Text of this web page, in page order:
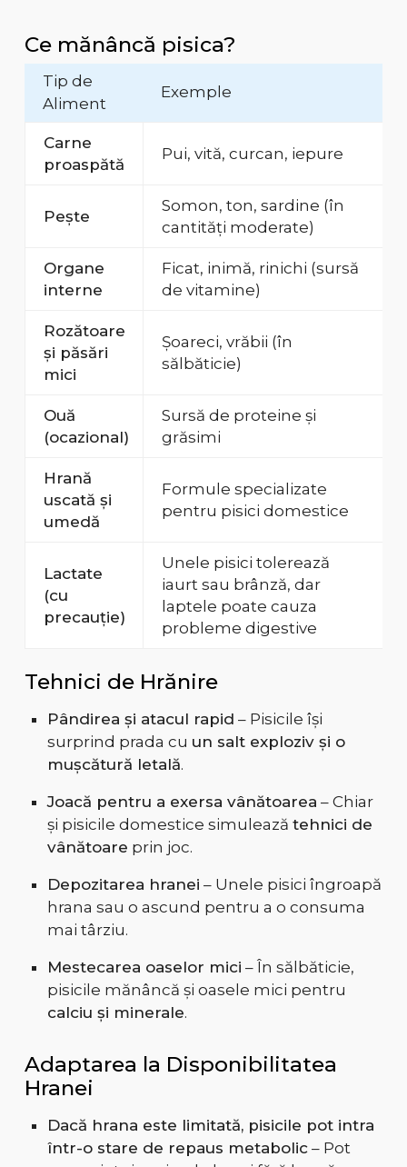
Ce mănâncă pisica?
Tip de
Aliment
Exemple
Carne
proaspătă
Pui, vită, curcan, iepure
Pește
Somon, ton, sardine (în
cantități moderate)
Organe
interne
Ficat, inimă, rinichi (sursă
de vitamine)
Rozătoare
și păsări
mici
Șoareci, vrăbii (în
sălbăticie)
Ouă
(ocazional)
Sursă de proteine și
grăsimi
Hrană
uscată și
umedă
Formule specializate
pentru pisici domestice
Lactate
(cu
precauție)
Unele pisici tolerează
iaurt sau brânză, dar
laptele poate cauza
probleme digestive
Tehnici de Hrănire
Pândirea și atacul rapid – Pisicile își
surprind prada cu un salt exploziv și o
mușcătură letală.
Joacă pentru a exersa vânătoarea – Chiar
și pisicile domestice simulează tehnici de
vânătoare prin joc.
Depozitarea hranei – Unele pisici îngroapă
hrana sau o ascund pentru a o consuma
mai târziu.
Mestecarea oaselor mici – În sălbăticie,
pisicile mănâncă și oasele mici pentru
calciu și minerale.
Adaptarea la Disponibilitatea
Hranei
Dacă hrana este limitată, pisicile pot intra
într-o stare de repaus metabolic– Pot